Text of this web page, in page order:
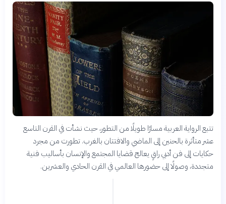
تتبع الرواية العربية مسارًا طويلًا من التطور، حيث نشأت في القرن التاسع
عشر متأثرة بالحنين إلى الماضي والافتتان بالغرب. تطورت من مجرد
حكايات إلى فن أدبي راقٍ يعالج قضايا المجتمع والإنسان بأساليب فنية
متجددة، وصولًا إلى حضورها العالمي في القرن الحادي والعشرين.